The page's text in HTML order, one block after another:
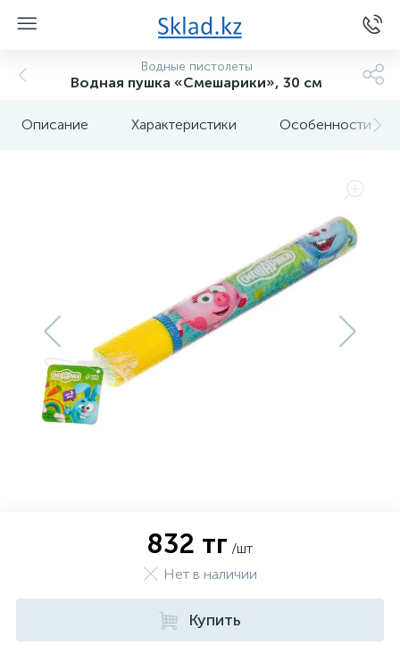
Водные пистолеты
Водная пушка «Смешарики», 30 см
Описание Характеристики Особенности
832 тг /шт
Нет в наличии
Купить